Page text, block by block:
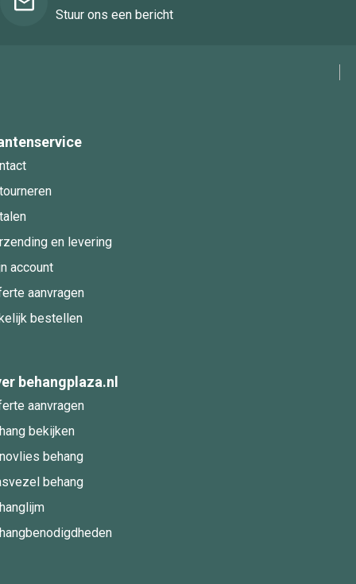
Stuur ons een bericht
en levering
account
aanvragen
bestellen
behangplaza.nl
aanvragen
bekijken
behang
behang